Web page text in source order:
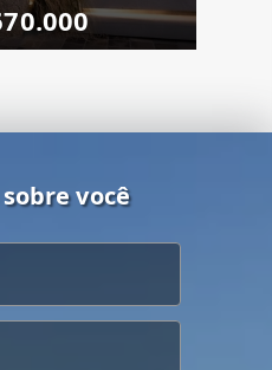
você